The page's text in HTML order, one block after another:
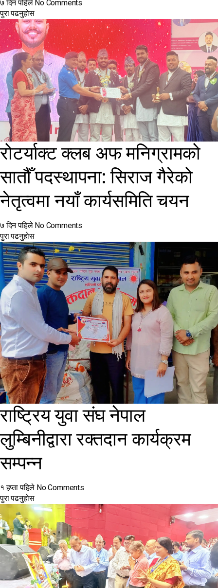
७ दिन पहिले No Comments
पुरा पढनुहोस
रोटर्याक्ट क्लब अफ मनिग्रामको
सातौँ पदस्थापना: सिराज गैरेको
नेतृत्वमा नयाँ कार्यसमिति चयन
७ दिन पहिले No Comments
पुरा पढनुहोस
राष्ट्रिय युवा संघ नेपाल
लुम्बिनीद्वारा रक्तदान कार्यक्रम
सम्पन्न
१ हप्ता पहिले No Comments
पुरा पढनुहोस